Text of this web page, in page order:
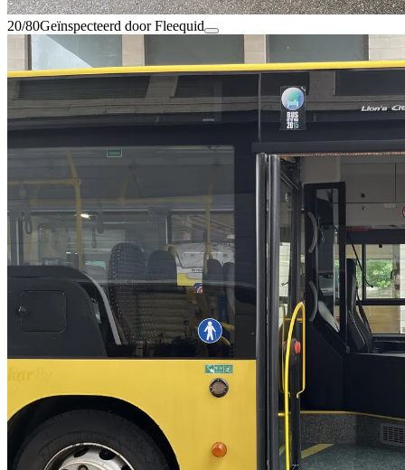
20/80Geïnspecteerd door Fleequid